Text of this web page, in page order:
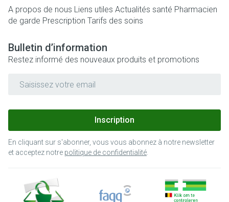
A propos de nous Liens utiles Actualités santé Pharmacien
de garde Prescription Tarifs des soins
Bulletin d’information
Restez informé des nouveaux produits et promotions
Inscription
En cliquant sur s'abonner, vous vous abonnez à notre newsletter
et acceptez notre politique de confidentialité